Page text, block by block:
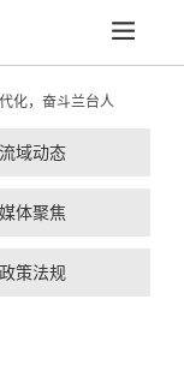
化，奋斗兰台人
流域动态
媒体聚焦
政策法规